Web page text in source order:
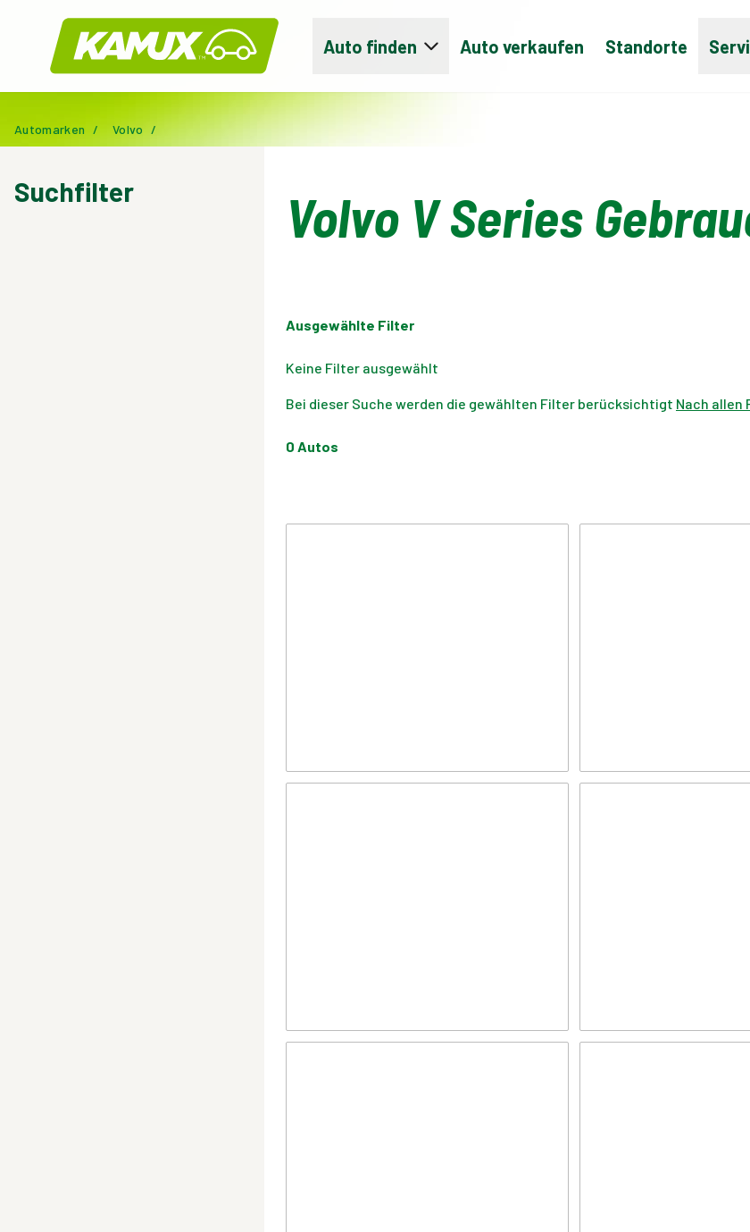
Kamux
Auto finden Auto verkaufen Standorte
Automarken / Volvo /
Suchfilter Volvo V Series
Ausgewählte Filter
Keine Filter ausgewählt
Bei dieser Suche werden die gewählten Filter berücksichtigt Nach allen
0 Autos